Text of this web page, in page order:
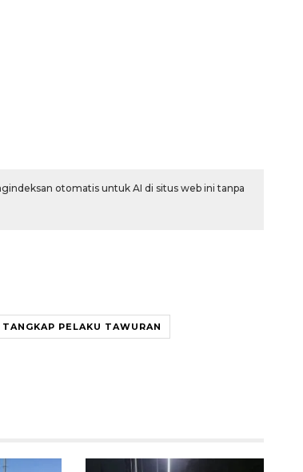
otomatis untuk AI di situs web ini tanpa
TANGKAP PELAKU TAWURAN